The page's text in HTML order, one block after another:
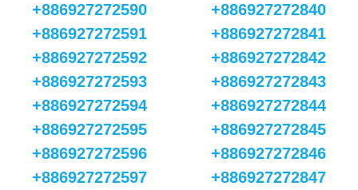
+886927272590
+886927272591
+886927272592
+886927272593
+886927272594
+886927272595
+886927272596
+886927272597
+886927272840
+886927272841
+886927272842
+886927272843
+886927272844
+886927272845
+886927272846
+886927272847